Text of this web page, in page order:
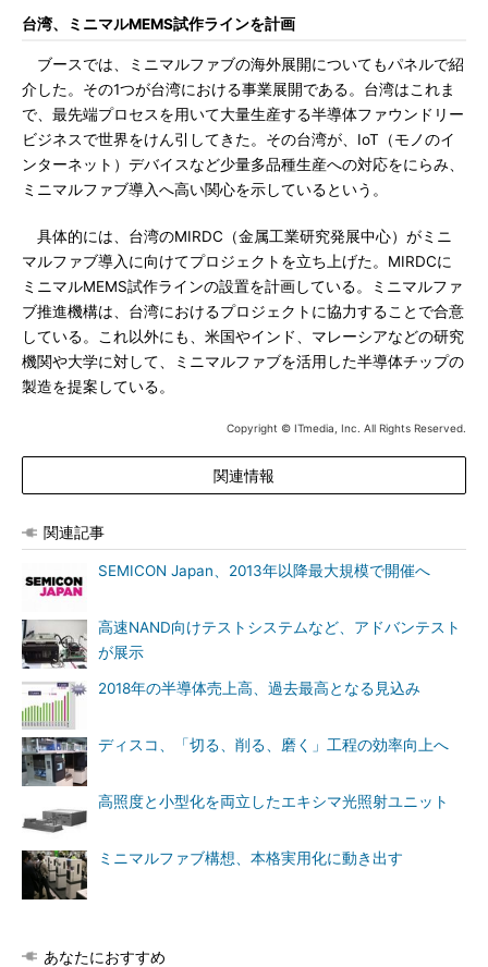
台湾、ミニマルMEMS試作ラインを計画
ブースでは、ミニマルファブの海外展開についてもパネルで紹
介した。その1つが台湾における事業展開である。台湾はこれま
で、最先端プロセスを用いて大量生産する半導体ファウンドリー
ビジネスで世界をけん引してきた。その台湾が、IoT（モノのイ
ンターネット）デバイスなど少量多品種生産への対応をにらみ、
ミニマルファブ導入へ高い関心を示しているという。
具体的には、台湾のMIRDC（金属工業研究発展中心）がミニ
マルファブ導入に向けてプロジェクトを立ち上げた。MIRDCに
ミニマルMEMS試作ラインの設置を計画している。ミニマルファ
ブ推進機構は、台湾におけるプロジェクトに協力することで合意
している。これ以外にも、米国やインド、マレーシアなどの研究
機関や大学に対して、ミニマルファブを活用した半導体チップの
製造を提案している。
Copyright © ITmedia, Inc. All Rights Reserved.
関連情報
関連記事
SEMICON Japan、2013年以降最大規模で開催へ
高速NAND向けテストシステムなど、アドバンテスト
が展示
2018年の半導体売上高、過去最高となる見込み
ディスコ、「切る、削る、磨く」工程の効率向上へ
高照度と小型化を両立したエキシマ光照射ユニット
ミニマルファブ構想、本格実用化に動き出す
あなたにおすすめ